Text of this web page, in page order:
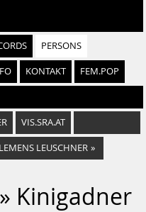
PERSONS
KONTAKT FEM.POP
VIS.SRA.AT
LEUSCHNER »
Kinigadner